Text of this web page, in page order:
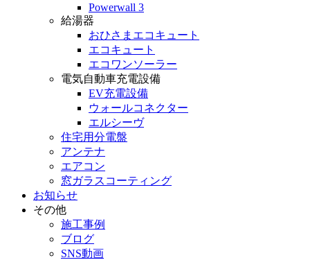
Powerwall 3
給湯器
おひさまエコキュート
エコキュート
エコワンソーラー
電気自動車充電設備
EV充電設備
ウォールコネクター
エルシーヴ
住宅用分電盤
アンテナ
エアコン
窓ガラスコーティング
お知らせ
その他
施工事例
ブログ
SNS動画